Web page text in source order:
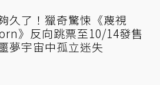
久了！獵奇驚悚《蔑視
》反向跳票至10/14發售
夢宇宙中孤立迷失